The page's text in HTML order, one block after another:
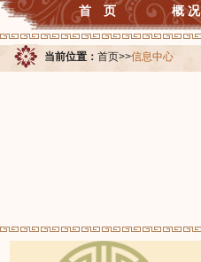
首 页 概 况
当前位置： 首页>>信息中心